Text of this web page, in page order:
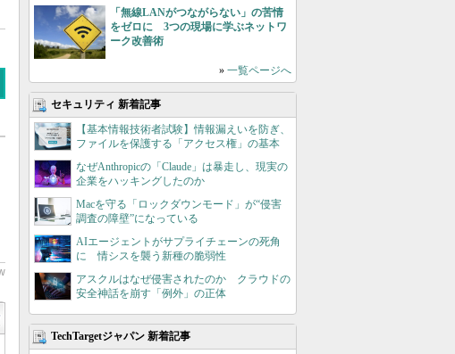
「無線LANがつながらない」の苦情
をゼロに 3つの現場に学ぶネットワ
ーク改善術
» 一覧ページへ
セキュリティ 新着記事
【基本情報技術者試験】情報漏えいを防ぎ、
ファイルを保護する「アクセス権」の基本
なぜAnthropicの「Claude」は暴走し、現実の
企業をハッキングしたのか
Macを守る「ロックダウンモード」が“侵害
調査の障壁”になっている
AIエージェントがサプライチェーンの死角
に 情シスを襲う新種の脆弱性
アスクルはなぜ侵害されたのか クラウドの
安全神話を崩す「例外」の正体
TechTargetジャパン 新着記事